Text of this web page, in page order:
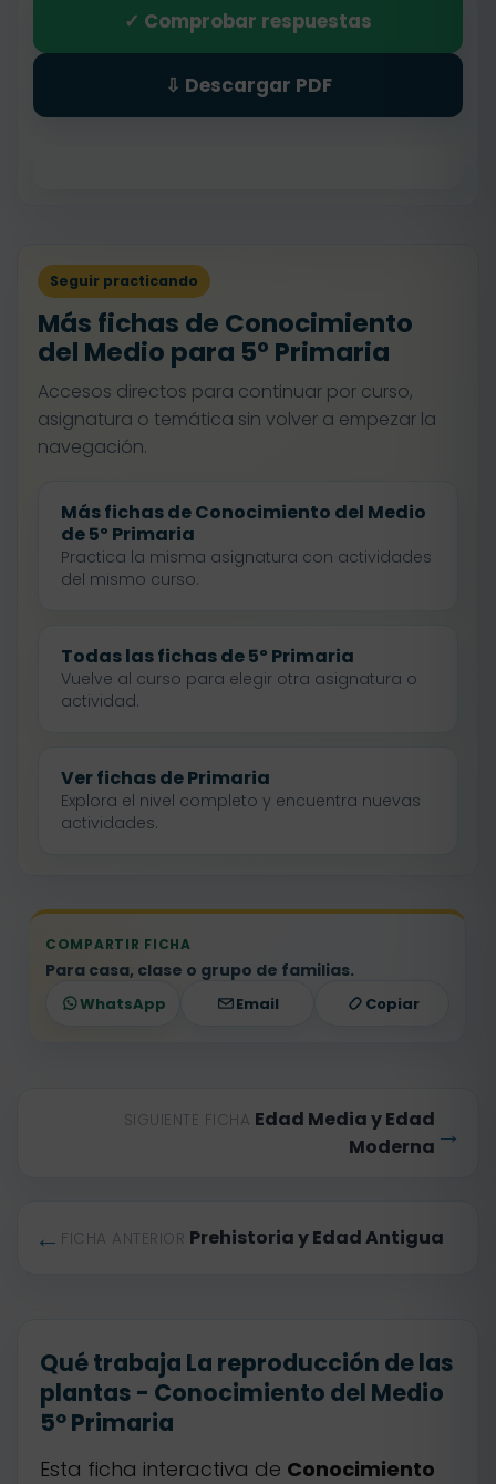
✓ Comprobar respuestas
⇩ Descargar PDF
Seguir practicando
Más fichas de Conocimiento
del Medio para 5º Primaria
Accesos directos para continuar por curso,
asignatura o temática sin volver a empezar la
navegación.
Más fichas de Conocimiento del Medio
de 5º Primaria
Practica la misma asignatura con actividades
del mismo curso.
Todas las fichas de 5º Primaria
Vuelve al curso para elegir otra asignatura o
actividad.
Ver fichas de Primaria
Explora el nivel completo y encuentra nuevas
actividades.
COMPARTIR FICHA
Para casa, clase o grupo de familias.
WhatsApp Email Copiar
← FICHA ANTERIOR Prehistoria y Edad Antigua
SIGUIENTE FICHA Edad Media y Edad
Moderna →
Qué trabaja La reproducción de las
plantas - Conocimiento del Medio
5º Primaria
Esta ficha interactiva de Conocimiento